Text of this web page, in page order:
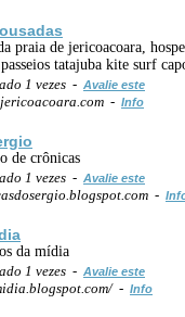
praia de jericoacoara,
tatajuba kite surf
1 vezes - Avalie este
- Info
de crônicas
1 vezes - Avalie este
-
da mídia
1 vezes - Avalie este
- Info